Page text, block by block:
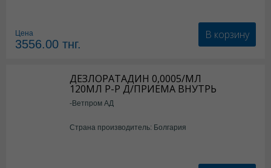
Цена
3556.00 тнг.
В корзину
ДЕЗЛОРАТАДИН 0,0005/МЛ
120МЛ Р-Р Д/ПРИЕМА ВНУТРЬ
-Ветпром АД
Страна производитель: Болгария